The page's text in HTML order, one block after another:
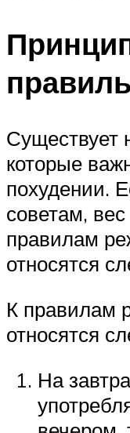
Существует
которые
похудении.
советам,
правилам
относятся
К правилам
относятся
На